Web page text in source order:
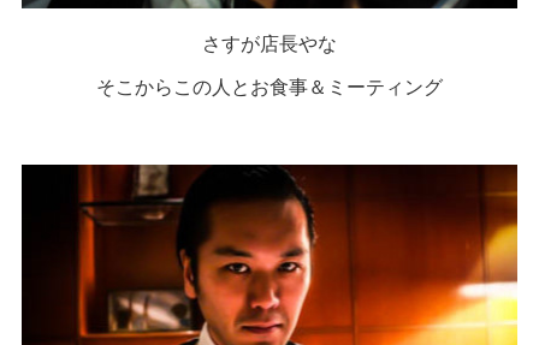
さすが店長やな
そこからこの人とお食事＆ミーティング